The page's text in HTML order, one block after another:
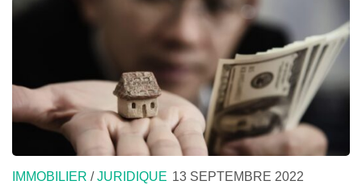
IMMOBILIER /JURIDIQUE 13 SEPTEMBRE 2022